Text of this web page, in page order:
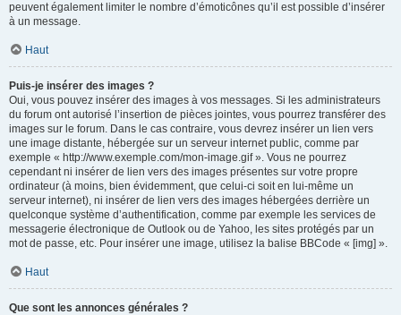
peuvent également limiter le nombre d’émoticônes qu’il est possible d’insérer
à un message.
Haut
Puis-je insérer des images ?
Oui, vous pouvez insérer des images à vos messages. Si les administrateurs
du forum ont autorisé l’insertion de pièces jointes, vous pourrez transférer des
images sur le forum. Dans le cas contraire, vous devrez insérer un lien vers
une image distante, hébergée sur un serveur internet public, comme par
exemple « http://www.exemple.com/mon-image.gif ». Vous ne pourrez
cependant ni insérer de lien vers des images présentes sur votre propre
ordinateur (à moins, bien évidemment, que celui-ci soit en lui-même un
serveur internet), ni insérer de lien vers des images hébergées derrière un
quelconque système d’authentification, comme par exemple les services de
messagerie électronique de Outlook ou de Yahoo, les sites protégés par un
mot de passe, etc. Pour insérer une image, utilisez la balise BBCode « [img] ».
Haut
Que sont les annonces générales ?